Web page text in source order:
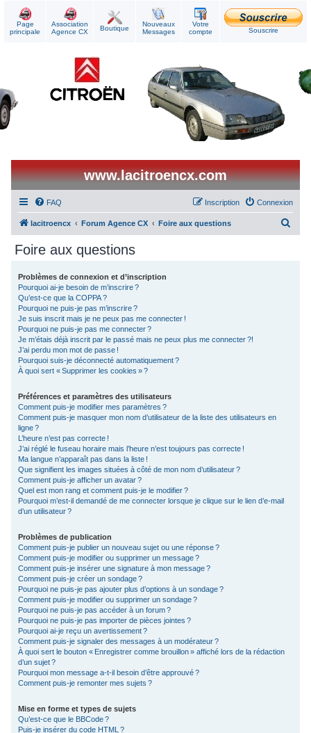
Page
principale
Association
Agence CX
Boutique
Nouveaux
Messages
Votre
compte
Souscrire
www.lacitroencx.com
FAQ Connexion
Inscription
lacitroencx Forum Agence CX Foire aux questions
Foire aux questions
Problèmes de connexion et d’inscription
Pourquoi ai-je besoin de m’inscrire ?
Qu’est-ce que la COPPA ?
Pourquoi ne puis-je pas m’inscrire ?
Je suis inscrit mais je ne peux pas me connecter !
Pourquoi ne puis-je pas me connecter ?
Je m’étais déjà inscrit par le passé mais ne peux plus me connecter ?!
J’ai perdu mon mot de passe !
Pourquoi suis-je déconnecté automatiquement ?
À quoi sert « Supprimer les cookies » ?
Préférences et paramètres des utilisateurs
Comment puis-je modifier mes paramètres ?
Comment puis-je masquer mon nom d’utilisateur de la liste des utilisateurs en
ligne ?
L’heure n’est pas correcte !
J’ai réglé le fuseau horaire mais l’heure n’est toujours pas correcte !
Ma langue n’apparaît pas dans la liste !
Que signifient les images situées à côté de mon nom d’utilisateur ?
Comment puis-je afficher un avatar ?
Quel est mon rang et comment puis-je le modifier ?
Pourquoi m’est-il demandé de me connecter lorsque je clique sur le lien d’e-mail
d’un utilisateur ?
Problèmes de publication
Comment puis-je publier un nouveau sujet ou une réponse ?
Comment puis-je modifier ou supprimer un message ?
Comment puis-je insérer une signature à mon message ?
Comment puis-je créer un sondage ?
Pourquoi ne puis-je pas ajouter plus d’options à un sondage ?
Comment puis-je modifier ou supprimer un sondage ?
Pourquoi ne puis-je pas accéder à un forum ?
Pourquoi ne puis-je pas importer de pièces jointes ?
Pourquoi ai-je reçu un avertissement ?
Comment puis-je signaler des messages à un modérateur ?
À quoi sert le bouton « Enregistrer comme brouillon » affiché lors de la rédaction
d’un sujet ?
Pourquoi mon message a-t-il besoin d’être approuvé ?
Comment puis-je remonter mes sujets ?
Mise en forme et types de sujets
Qu’est-ce que le BBCode ?
Puis-je insérer du code HTML ?